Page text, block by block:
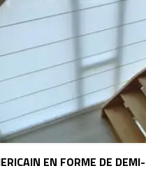
EN FORME DE